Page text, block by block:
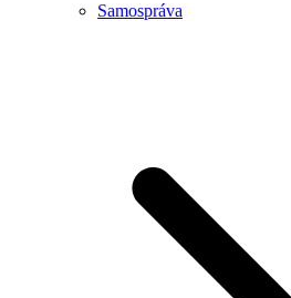
Samospráva